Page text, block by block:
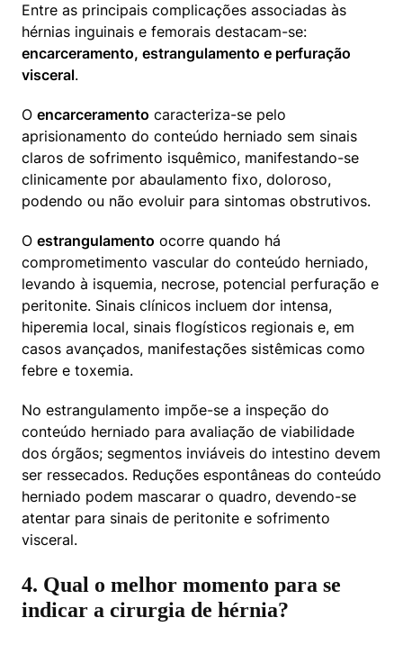
Entre as principais complicações associadas às
encarceramento, estrangulamento e perfuração
visceral.
O encarceramento caracteriza-se pelo
aprisionamento do conteúdo herniado sem sinais
claros de sofrimento isquêmico, manifestando-se
clinicamente por abaulamento fixo, doloroso,
podendo ou não evoluir para sintomas obstrutivos.
O estrangulamento ocorre quando há
comprometimento vascular do conteúdo herniado,
levando à isquemia, necrose, potencial perfuração e
peritonite. Sinais clínicos incluem dor intensa,
hiperemia local, sinais flogísticos regionais e, em
casos avançados, manifestações sistêmicas como
febre e toxemia.
No estrangulamento impõe-se a inspeção do
conteúdo herniado para avaliação de viabilidade
dos órgãos; segmentos inviáveis do intestino devem
ser ressecados. Reduções espontâneas do conteúdo
herniado podem mascarar o quadro, devendo-se
atentar para sinais de peritonite e sofrimento
visceral.
4. Qual o melhor momento para se
indicar a cirurgia de hérnia?